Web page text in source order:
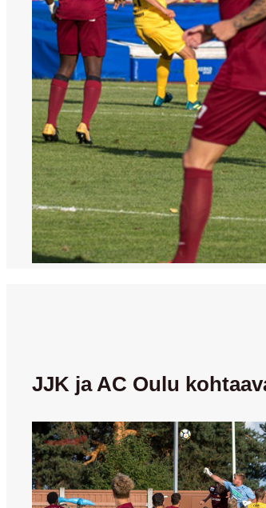
JJK ja AC Oulu